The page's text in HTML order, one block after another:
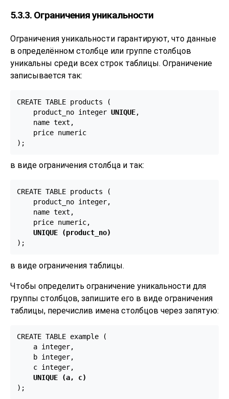
5.3.3. Ограничения уникальности
Ограничения уникальности гарантируют, что данные
в определённом столбце или группе столбцов
уникальны среди всех строк таблицы. Ограничение
записывается так:
CREATE TABLE products (
    product_no integer
UNIQUE,
    name text,
    price numeric
);
в виде ограничения столбца и так:
CREATE TABLE products (
    product_no integer,
    name text,
    price numeric,
UNIQUE (product_no)
);
в виде ограничения таблицы.
Чтобы определить ограничение уникальности для
группы столбцов, запишите его в виде ограничения
таблицы, перечислив имена столбцов через запятую:
CREATE TABLE example (
    a integer,
    b integer,
    c integer,
UNIQUE (a, c)
);